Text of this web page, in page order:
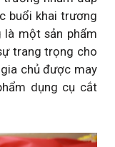
buổi khai trương
là một sản phẩm
trang trọng cho
chủ được may
dụng cụ cắt